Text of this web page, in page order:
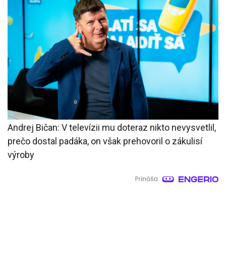
Andrej Bičan: V televízii mu doteraz nikto nevysvetlil,
prečo dostal padáka, on však prehovoril o zákulisí
výroby